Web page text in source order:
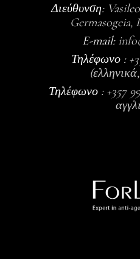
Διεύθυνση:
Germasogeia,
E-mail:
Τηλέφωνο :
Τηλέφωνο : +357